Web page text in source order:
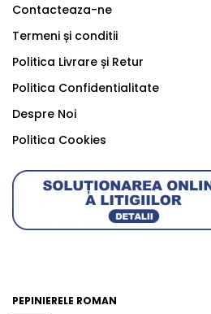
Contacteaza-ne
Termeni și conditii
Politica Livrare și Retur
Politica Confidentialitate
Despre Noi
Politica Cookies
PEPINIERELE ROMAN